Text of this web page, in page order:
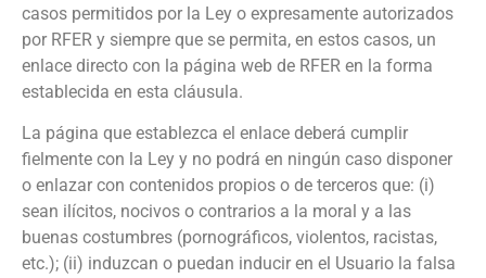
casos permitidos por la Ley o expresamente autorizados
por RFER y siempre que se permita, en estos casos, un
enlace directo con la página web de RFER en la forma
establecida en esta cláusula.
La página que establezca el enlace deberá cumplir
fielmente con la Ley y no podrá en ningún caso disponer
o enlazar con contenidos propios o de terceros que: (i)
sean ilícitos, nocivos o contrarios a la moral y a las
buenas costumbres (pornográficos, violentos, racistas,
etc.); (ii) induzcan o puedan inducir en el Usuario la falsa